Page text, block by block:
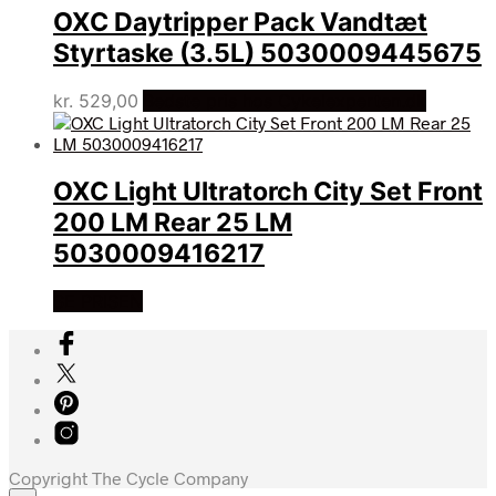
OXC Daytripper Pack Vandtæt
Styrtaske (3.5L) 5030009445675
kr. 529,00
OXC Light Ultratorch City Set Front
200 LM Rear 25 LM
5030009416217
Copyright The Cycle Company